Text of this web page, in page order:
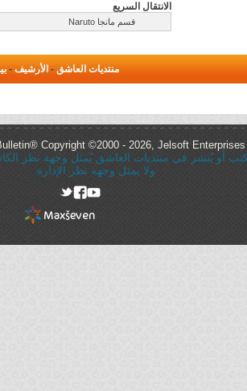
الانتقال السريع
منتديات العاشق - الأرشيف -
Copyright ©2000 - 2026, Jelsoft Enterprises
أو يُنشر في منتديات العاشق يُمثل وجهة نظر
ولا يمثل وجهه نظر الإدارة